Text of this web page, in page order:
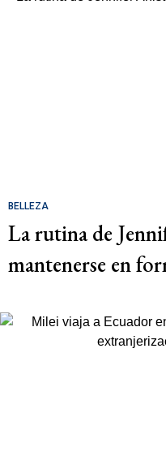
BELLEZA
La rutina de
mantenerse en